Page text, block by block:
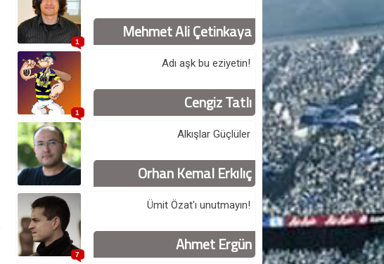
1 Mehmet Ali Çetinkaya
1
Adı aşk bu eziyetin!
Cengiz Tatlı
Alkışlar Güçlüler
Orhan Kemal Erkılıç
7
Ümit Özat'ı unutmayın!
Ahmet Ergün